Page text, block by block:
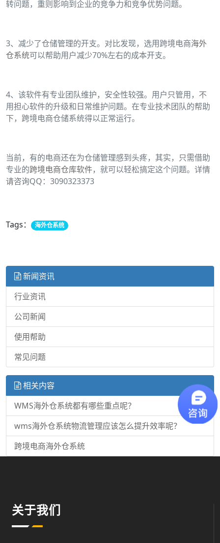
转问题，重则影响到企业的竞争力和竞争优势问题。
3、减少了仓储管理的开支。对比发现，选用跨境电商海外
仓系统可以帮助用户减少70%左右的成本开支。
4、该软件有专业团队维护，安全性较强。用户只管用，不
用担心软件的升级和日常维护问题。在专业技术团队的帮助
下，跨境电商仓储系统得以正常运行。
当前，有的电商还在为仓储管理感到头疼，其实，只需借助
专业的跨境电商仓库软件，就可以轻松搞定这个问题。详情
请咨询QQ：3090323373
Tags： 海外仓系统
新闻资讯
行业资讯
公司新闻
使用帮助
常见问题
相关内容
WMS海外仓系统都有哪些重点呢？
wms海外仓系统物流管理应该怎么提升效率呢？
跨境电商海外仓系统
关于我们